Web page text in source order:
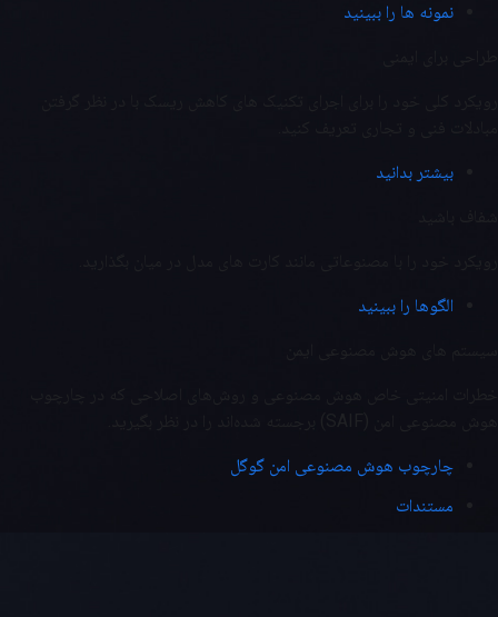
نمونه ها را ببینید
بیشتر بدانید
الگوها را ببینید
چارچوب هوش مصنوعی امن گوگل
مستندات